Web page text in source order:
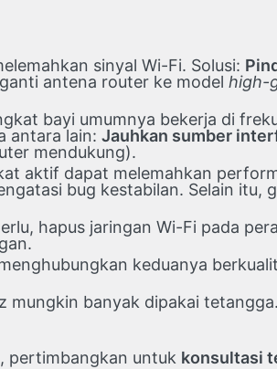
sinyal Wi-Fi. Solusi:
antena router ke model high-
bayi umumnya bekerja di
antara lain: Jauhkan sumber
mendukung).
aktif dapat melemahkan
bug kestabilan. Selain itu,
hapus jaringan Wi-Fi pada
keduanya
mungkin banyak dipakai
pertimbangkan untuk konsultasi